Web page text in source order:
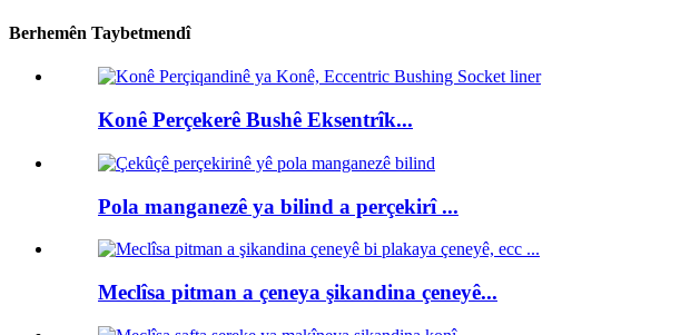
Berhemên Taybetmendî
Konê Perçekerê Bushê Eksentrîk...
Pola manganezê ya bilind a perçekirî ...
Meclîsa pitman a çeneya şikandina çeneyê...